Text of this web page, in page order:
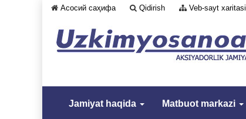
Асосий саҳифа Qidirish Veb-sayt xaritasi
Jamiyat haqida Matbuot markazi